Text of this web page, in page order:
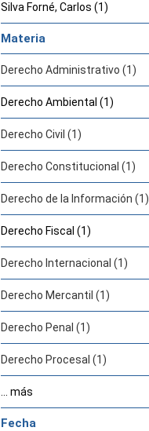
Silva Forné, Carlos (1)
Materia
Derecho Administrativo (1)
Derecho Ambiental (1)
Derecho Civil (1)
Derecho Constitucional (1)
Derecho de la Información (1)
Derecho Fiscal (1)
Derecho Internacional (1)
Derecho Mercantil (1)
Derecho Penal (1)
Derecho Procesal (1)
... más
Fecha